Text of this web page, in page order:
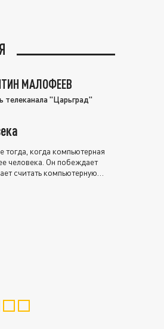
МАЛОФЕЕВ
телеканала "Царьград"
когда компьютерная
человека. Он побеждает
считать компьютерную